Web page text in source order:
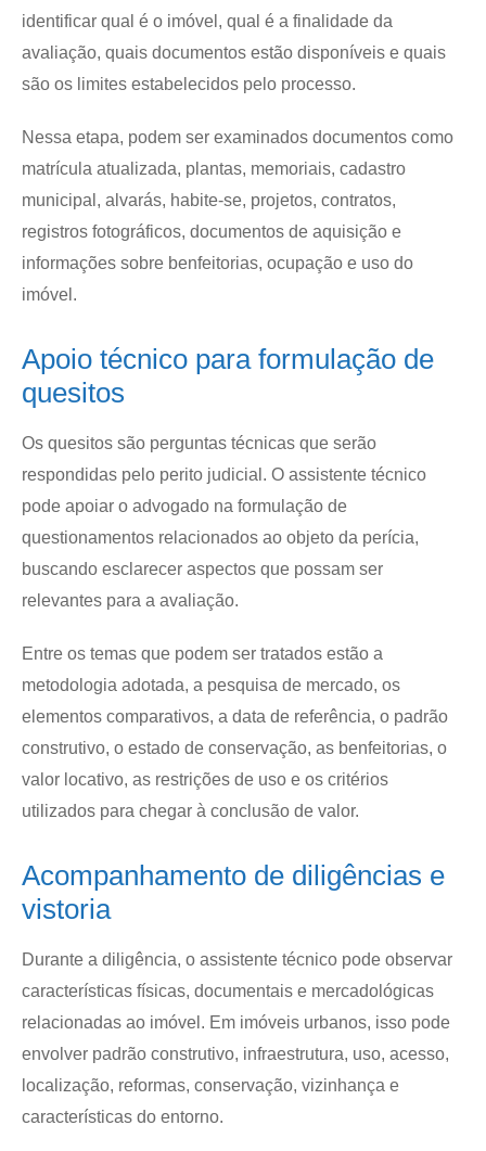
identificar qual é o imóvel, qual é a finalidade da
avaliação, quais documentos estão disponíveis e quais
são os limites estabelecidos pelo processo.
Nessa etapa, podem ser examinados documentos como
matrícula atualizada, plantas, memoriais, cadastro
municipal, alvarás, habite-se, projetos, contratos,
registros fotográficos, documentos de aquisição e
informações sobre benfeitorias, ocupação e uso do
imóvel.
Apoio técnico para formulação de
quesitos
Os quesitos são perguntas técnicas que serão
respondidas pelo perito judicial. O assistente técnico
pode apoiar o advogado na formulação de
questionamentos relacionados ao objeto da perícia,
buscando esclarecer aspectos que possam ser
relevantes para a avaliação.
Entre os temas que podem ser tratados estão a
metodologia adotada, a pesquisa de mercado, os
elementos comparativos, a data de referência, o padrão
construtivo, o estado de conservação, as benfeitorias, o
valor locativo, as restrições de uso e os critérios
utilizados para chegar à conclusão de valor.
Acompanhamento de diligências e
vistoria
Durante a diligência, o assistente técnico pode observar
características físicas, documentais e mercadológicas
relacionadas ao imóvel. Em imóveis urbanos, isso pode
envolver padrão construtivo, infraestrutura, uso, acesso,
localização, reformas, conservação, vizinhança e
características do entorno.